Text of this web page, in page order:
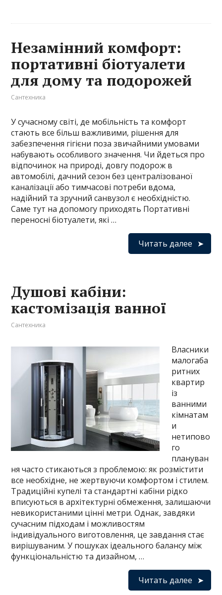
Незамінний комфорт:
портативні біотуалети
для дому та подорожей
Сантехника
У сучасному світі, де мобільність та комфорт
стають все більш важливими, рішення для
забезпечення гігієни поза звичайними умовами
набувають особливого значення. Чи йдеться про
відпочинок на природі, довгу подорож в
автомобілі, дачний сезон без централізованої
каналізації або тимчасові потреби вдома,
надійний та зручний санвузол є необхідністю.
Саме тут на допомогу приходять Портативні
переносні біотуалети, які …
Читать далее
Душові кабіни:
кастомізація ванної
Сантехника
Власники
малогаба
ритних
квартир
із
ванними
кімнатам
и
нетипово
го
плануван
ня часто стикаються з проблемою: як розмістити
все необхідне, не жертвуючи комфортом і стилем.
Традиційні купелі та стандартні кабіни рідко
вписуються в архітектурні обмеження, залишаючи
невикористаними цінні метри. Однак, завдяки
сучасним підходам і можливостям
індивідуального виготовлення, це завдання стає
вирішуваним. У пошуках ідеального балансу між
функціональністю та дизайном, …
Читать далее